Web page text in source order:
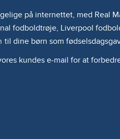
på internettet, med Real
fodboldtrøje, Liverpool
til dine børn som
kundes e-mail for at